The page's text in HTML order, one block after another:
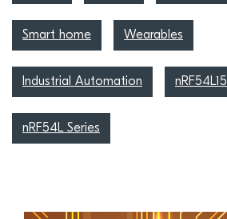
Smart home Wearables
Industrial Automation nRF54L15
nRF54L Series